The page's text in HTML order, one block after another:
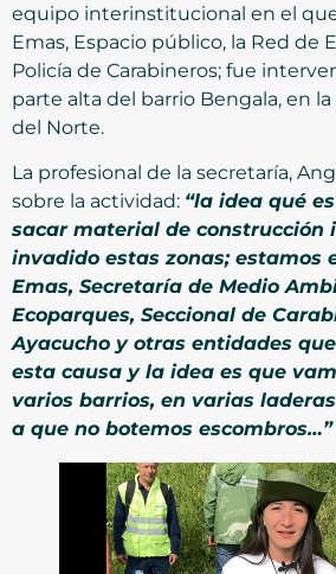
equipo interinstitucional en el
Emas, Espacio público, la Red de
Policía de Carabineros; fue
parte alta del barrio Bengala, en
del Norte.
La profesional de la secretaría,
sobre la actividad: “la idea qué
sacar material de construcción
invadido estas zonas; estamos
Emas, Secretaría de Medio
Ecoparques, Seccional de
Ayacucho y otras entidades
esta causa y la idea es que
varios barrios, en varias
a que no botemos escombros…”